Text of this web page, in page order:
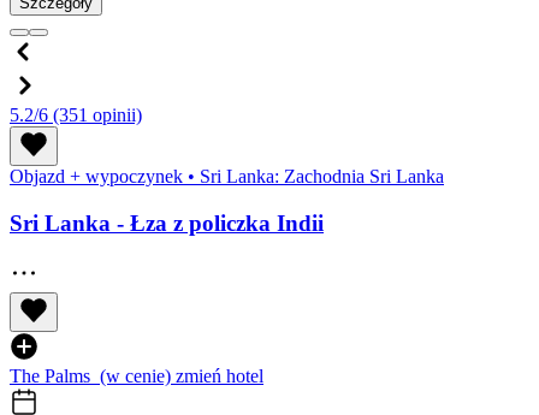
5.2/6 (351 opinii)
Objazd + wypoczynek • Sri Lanka: Zachodnia Sri Lanka
Sri Lanka - Łza z policzka Indii
The Palms (w cenie) zmień hotel